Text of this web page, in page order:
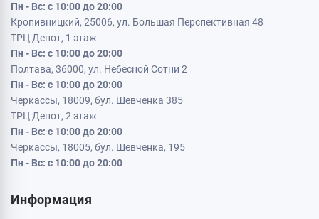
Пн - Вс: с 10:00 до 20:00
Кропивницкий, 25006, ул. Большая Перспективная 48
ТРЦ Депот, 1 этаж
Пн - Вс: с 10:00 до 20:00
Полтава, 36000, ул. Небесной Сотни 2
Пн - Вс: с 10:00 до 20:00
Черкассы, 18009, бул. Шевченка 385
ТРЦ Депот, 2 этаж
Пн - Вс: с 10:00 до 20:00
Черкассы, 18005, бул. Шевченка, 195
Пн - Вс: с 10:00 до 20:00
Информация